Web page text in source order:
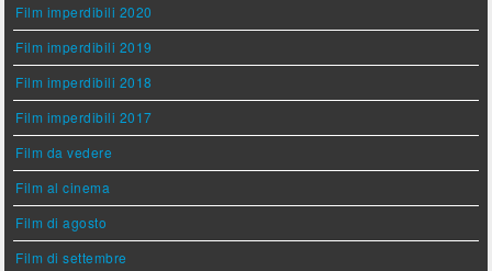
Film imperdibili 2020
Film imperdibili 2019
Film imperdibili 2018
Film imperdibili 2017
Film da vedere
Film al cinema
Film di agosto
Film di settembre